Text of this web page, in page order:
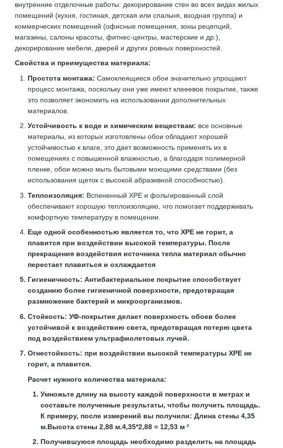
внутренние отделочные работы: декорирование стен во всех видах жилых
помещений (кухня, гостиная, детская или спальня, входная группа) и
коммерческих помещений (офисные помещения, зоны рецепций,
магазины, салоны красоты, фитнес-центры, мастерские и др.),
декорирование мебели, дверей и других ровных поверхностей.
Свойства и преимущества материала:
Простота монтажа: Самоклеящиеся обои значительно упрощают
процесс монтажа, поскольку они уже имеют клееевое покрытие, также
это позволяет экономить на использовании дополнительных
материалов.
Устойчивость к воде и химическим веществам: все основные
материалы, из которых изготовлены обои обладают хорошей
устойчивостью к влаге, это дает возможность применять их в
помещениях с повышенной влажностью, а благодаря полимерной
пленке, обои можно мыть бытовыми моющими средствами (без
использования щеток с высокой абразивной способностью).
Теплоизоляция: Вспененный ХРЕ и фольгированный слой
обеспечивают хорошую теплоизоляцию, что помогает поддерживать
комфортную температуру в помещении.
Еще одной особенностью является то, что ХРЕ не горит, а
плавится при воздействии высокой температуры. После
прекращения воздействия источника тепла материал обычно
перестает плавиться и охлаждается
Гигиеничность: Антибактериальное покрытие способствует
созданию более гигиеничной поверхности, предотвращая
размножение бактерий и микроорганизмов.
Стойкость: УФ-покрытие делает поверхность обоев более
устойчивой к воздействию света, предотвращая потерю цвета
под воздействием ультрафиолетовых лучей.
Огнестойкость: при воздействии высокой температуры ХРЕ не
горит, а плавится.
Расчет нужного количества материала:
Умножьте длину на высоту каждой поверхности в метрах и
составьте полученные результаты, чтобы получить площадь.
К примеру, после измерений вы получили: Длина стены 4,35
м.Высота стены 2,88 м.4,35*2,88 = 12,53 м ²
Получившуюся площадь необходимо разделить на площадь